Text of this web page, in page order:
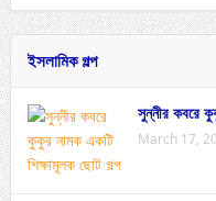
ইসলামিক গল্প
সুন্নীর কবরে
March 17,